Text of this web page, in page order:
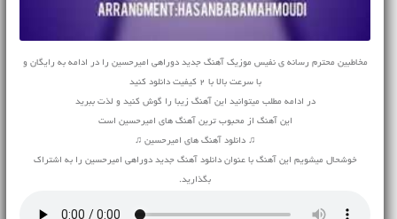
مخاطبین محترم رسانه ی نفیس موزیک آهنگ جدید دوراهی امیرحسین را در ادامه به رایگان و
با سرعت بالا با 2 کیفیت دانلود کنید
در ادامه مطلب میتوانید این آهنگ زیبا را گوش کنید و لذت ببرید
این آهنگ از محبوب ترین آهنگ های امیرحسین است
♫ دانلود آهنگ های امیرحسین ♫
خوشحال میشویم این آهنگ با عنوان دانلود آهنگ جدید دوراهی امیرحسین را به اشتراک
بگذارید.